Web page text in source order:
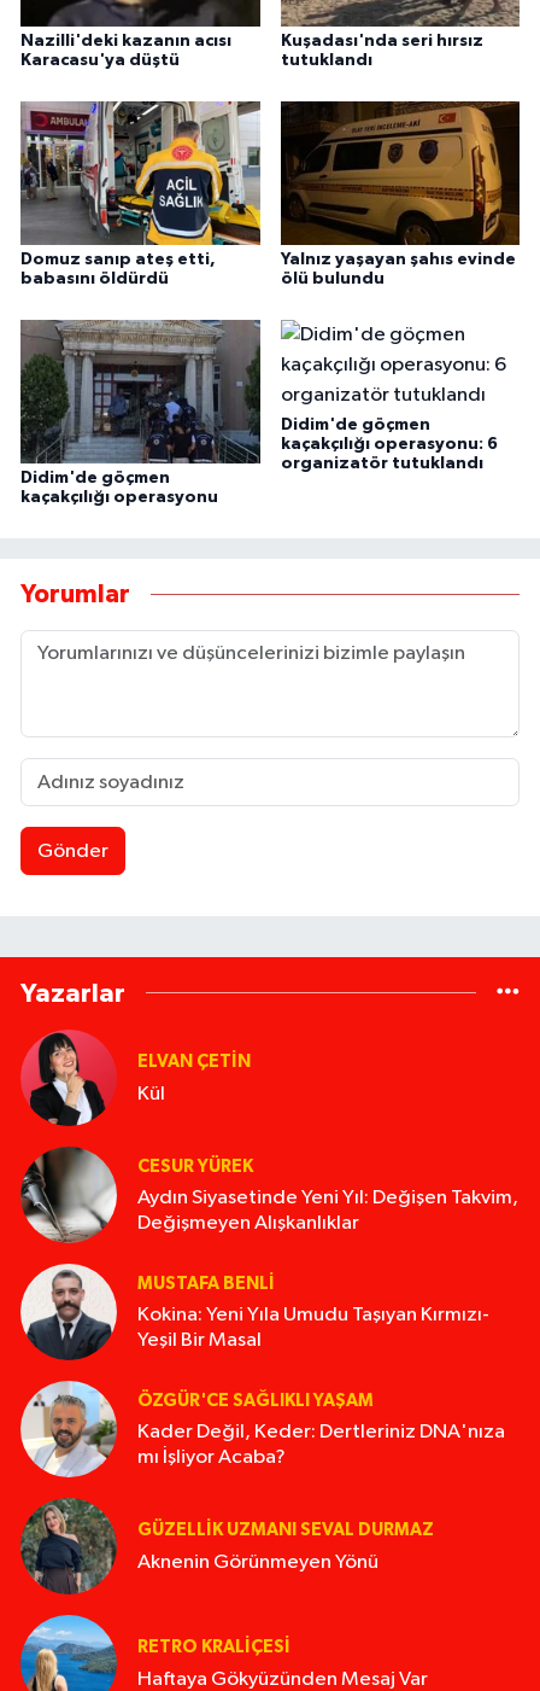
Nazilli'deki kazanın acısı
Karacasu'ya düştü
Kuşadası'nda seri hırsız
tutuklandı
Domuz sanıp ateş etti,
babasını öldürdü
Yalnız yaşayan şahıs evinde
ölü bulundu
Didim'de göçmen
kaçakçılığı operasyonu
Didim'de göçmen
kaçakçılığı operasyonu: 6
organizatör tutuklandı
Yorumlar
Gönder
Yazarlar
ELVAN ÇETIN
Kül
CESUR YÜREK
Aydın Siyasetinde Yeni Yıl: Değişen Takvim,
Değişmeyen Alışkanlıklar
MUSTAFA BENLI
Kokina: Yeni Yıla Umudu Taşıyan Kırmızı-
Yeşil Bir Masal
ÖZGÜR'CE SAĞLIKLI YAŞAM
Kader Değil, Keder: Dertleriniz DNA'nıza
mı İşliyor Acaba?
GÜZELLIK UZMANI SEVAL DURMAZ
Aknenin Görünmeyen Yönü
RETRO KRALIÇESI
Haftaya Gökyüzünden Mesaj Var